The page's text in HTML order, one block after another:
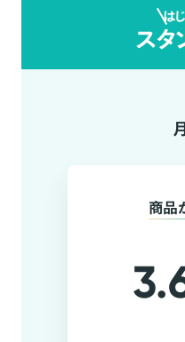
は
スタ
商品